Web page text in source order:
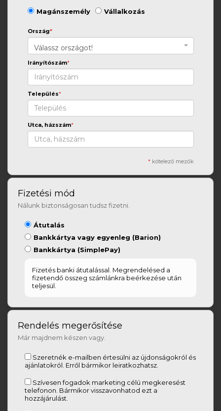
Magánszemély Vállalkozás
Ország*
Válassz országot!
Irányítószám*
Település*
Utca, házszám*
* kötelező mezők
Fizetési mód
Nálunk biztonságosan tudsz fizetni.
Átutalás
Bankkártya vagy egyenleg (Barion)
Bankkártya (SimplePay)
Fizetés banki átutalással. Megrendelésed a
fizetendő összeg számlánkra beérkezése után
teljesül.
Rendelés megerősítése
Már majdnem készen vagy.
Szeretnék e-mailben értesülni az újdonságokról és
ajánlatokról. Erről bármikor leiratkozhatsz.
Szívesen fogadok marketing célú megkeresést
telefonon. Bármikor visszavonhatod ezt a
hozzájárulást.